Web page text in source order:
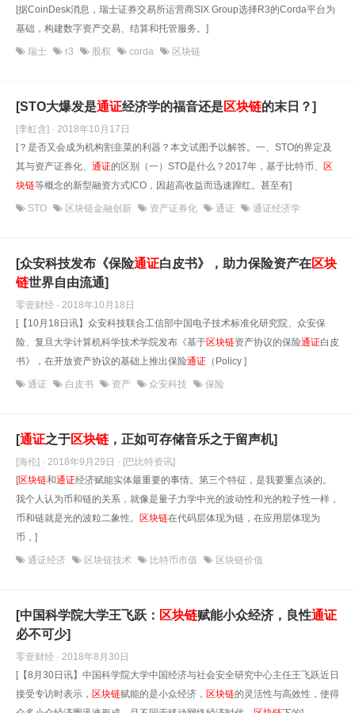
[据CoinDesk消息，瑞士证券交易所运营商SIX Group选择R3的Corda平台为
基础，构建数字资产交易、结算和托管服务。]
瑞士 r3 股权 corda 区块链
[STO大爆发是通证经济学的福音还是区块链的末日？]
[李虹含] · 2018年10月17日
[？是否又会成为机构割韭菜的利器？本文试图予以解答。一、STO的界定及
其与资产证券化、 通证的区别（一）STO是什么？2017年，基于比特币、 区
块链等概念的新型融资方式ICO，因超高收益而迅速蹿红。甚至有]
STO 区块链金融创新 资产证券化 通证 通证经济学
[众安科技发布《保险通证白皮书》，助力保险资产在区块
链世界自由流通]
零壹财经 · 2018年10月18日
[【10月18日讯】众安科技联合工信部中国电子技术标准化研究院、众安保
险、复旦大学计算机科学技术学院发布《基于区块链资产协议的保险通证白皮
书》，在开放资产协议的基础上推出保险通证 （Policy ]
通证 白皮书 资产 众安科技 保险
[通证之于区块链 ，正如可存储音乐之于留声机]
[海伦] · 2018年9月29日 · [巴比特资讯]
[区块链和通证经济赋能实体最重要的事情。第三个特征，是我要重点谈的。
我个人认为币和链的关系，就像是量子力学中光的波动性和光的粒子性一样，
币和链就是光的波粒二象性。 区块链在代码层体现为链，在应用层体现为
币，]
通证经济 区块链技术 比特币市值 区块链价值
[中国科学院大学王飞跃： 区块链赋能小众经济，良性通证
必不可少]
零壹财经 · 2018年8月30日
[【8月30日讯】中国科学院大学中国经济与社会安全研究中心主任王飞跃近日
接受专访时表示， 区块链赋能的是小众经济， 区块链的灵活性与高效性，使得